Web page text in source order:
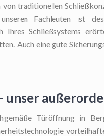
traditionellen
Fachleuten ist
Ihres Schließsystems
Auch eine gute
unser
Türöffnung in